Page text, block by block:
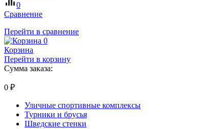
0
Сравнение
Перейти в сравнение
0
Корзина
Перейти в корзину
Сумма заказа:
0 ₽
Уличные спортивные комплексы
Турники и брусья
Шведские стенки